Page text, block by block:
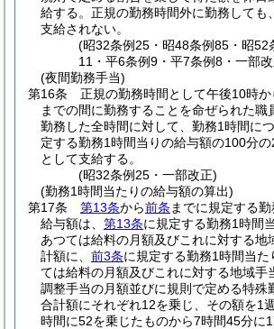
給する。 正規の勤務時間外に勤務しても
支給されない。
(昭32条例25・昭48条例85・昭52
11・平6条例9・平7条例8・一部
(夜間勤務手当)
第16条
正規の勤務時間として午後10時
までの間に勤務することを命ぜられた職
勤務した全時間に対して、勤務1時間につ
定する勤務1時間当りの給与額の100分
として支給する。
(昭32条例25・一部改正)
(勤務1時間当たりの給与額の算出)
第17条
第13条から前条 までに規定する
給与額は、 第13条に規定する勤務1時間
あつては給料の月額及びこれに対する地
計額に、 前3条に規定する勤務1時間当た
ては給料の月額及びこれに対する地域手
調整手当の月額並びに規則で定める特殊
合計額にそれぞれ12を乗じ、その額を1
時間に52を乗じたものから7時間45分に